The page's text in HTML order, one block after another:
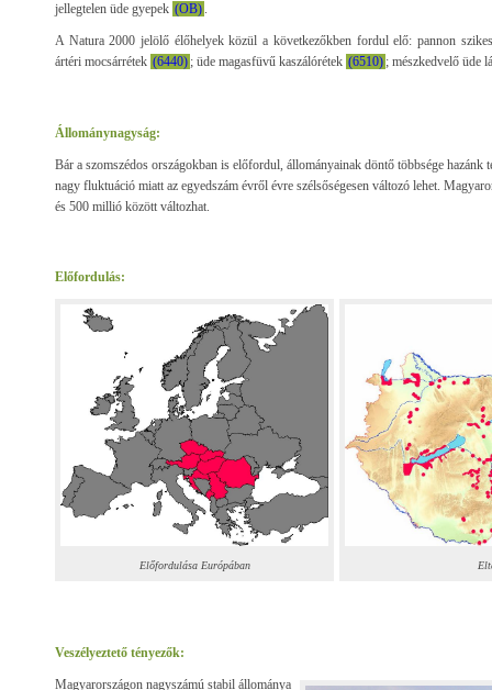
jellegtelen üde gyepek (OB) .
A Natura 2000 jelölő élőhelyek közül a következőkben fordul elő: pannon
ártéri mocsárrétek (6440) ; üde magasfüvű kaszálórétek (6510) ; mészkedvelő üde
Állománynagyság:
Bár a szomszédos országokban is előfordul, állományainak döntő többsége hazánk
nagy fluktuáció miatt az egyedszám évről évre szélsőségesen változó lehet.
és 500 millió között változhat.
Előfordulás:
Előfordulása Európában
Veszélyeztető tényezők:
Magyarországon nagyszámú stabil állománya